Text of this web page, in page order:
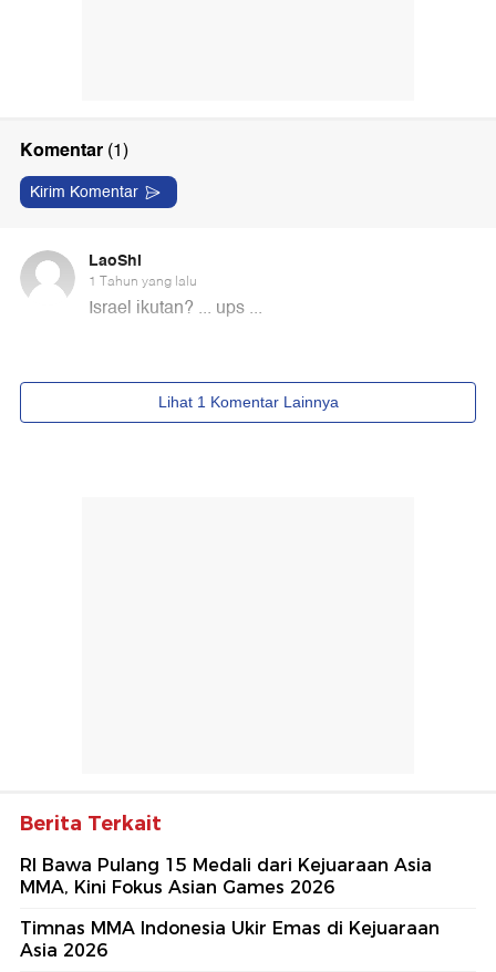
Berita Terkait
RI Bawa Pulang 15 Medali dari Kejuaraan Asia
MMA, Kini Fokus Asian Games 2026
Timnas MMA Indonesia Ukir Emas di Kejuaraan
Asia 2026